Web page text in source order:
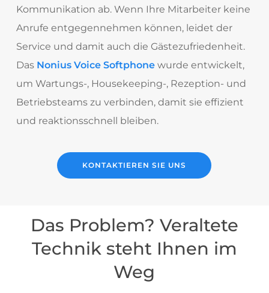
Kommunikation ab. Wenn Ihre Mitarbeiter keine
Anrufe entgegennehmen können, leidet der
Service und damit auch die Gästezufriedenheit.
Das Nonius Voice Softphonewurde entwickelt,
um Wartungs-, Housekeeping-, Rezeption- und
Betriebsteams zu verbinden, damit sie effizient
und reaktionsschnell bleiben.
KONTAKTIEREN SIE UNS
Das Problem? Veraltete
Technik steht Ihnen im
Weg